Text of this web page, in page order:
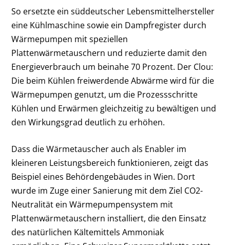
So ersetzte ein süddeutscher Lebensmittelhersteller
eine Kühlmaschine sowie ein Dampfregister durch
Wärmepumpen mit speziellen
Plattenwärmetauschern und reduzierte damit den
Energieverbrauch um beinahe 70 Prozent. Der Clou:
Die beim Kühlen freiwerdende Abwärme wird für die
Wärmepumpen genutzt, um die Prozessschritte
Kühlen und Erwärmen gleichzeitig zu bewältigen und
den Wirkungsgrad deutlich zu erhöhen.
Dass die Wärmetauscher auch als Enabler im
kleineren Leistungsbereich funktionieren, zeigt das
Beispiel eines Behördengebäudes in Wien. Dort
wurde im Zuge einer Sanierung mit dem Ziel CO2-
Neutralität ein Wärmepumpensystem mit
Plattenwärmetauschern installiert, die den Einsatz
des natürlichen Kältemittels Ammoniak